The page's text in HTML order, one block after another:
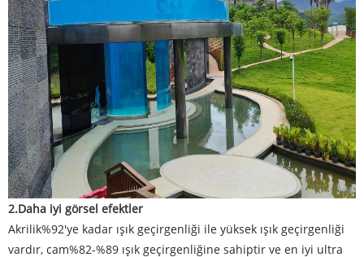
2.Daha iyi görsel efektler
Akrilik%92'ye kadar ışık geçirgenliği ile yüksek ışık geçirgenliği
vardır, cam%82-%89 ışık geçirgenliğine sahiptir ve en iyi ultra